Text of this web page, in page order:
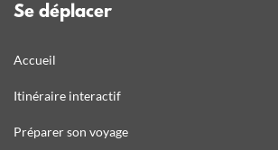
Se déplacer
Accueil
Itinéraire interactif
Préparer son voyage